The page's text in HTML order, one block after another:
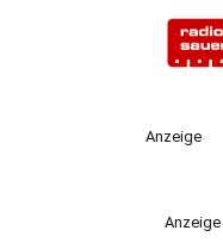
Anzeige
Anzeige